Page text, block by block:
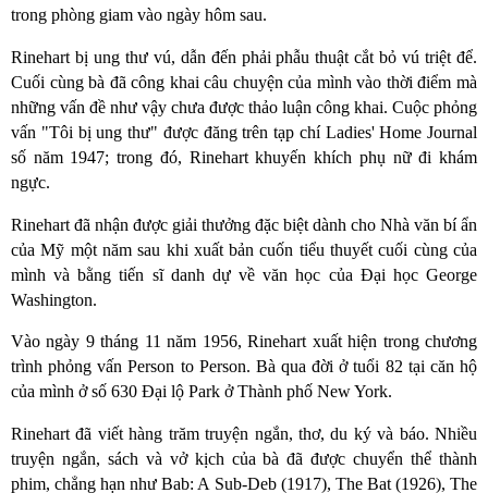
trong phòng giam vào ngày hôm sau.
Rinehart bị ung thư vú, dẫn đến phải phẫu thuật cắt bỏ vú triệt để.
Cuối cùng bà đã công khai câu chuyện của mình vào thời điểm mà
những vấn đề như vậy chưa được thảo luận công khai. Cuộc phỏng
vấn "Tôi bị ung thư" được đăng trên tạp chí Ladies' Home Journal
số năm 1947; trong đó, Rinehart khuyến khích phụ nữ đi khám
ngực.
Rinehart đã nhận được giải thưởng đặc biệt dành cho Nhà văn bí ẩn
của Mỹ một năm sau khi xuất bản cuốn tiểu thuyết cuối cùng của
mình và bằng tiến sĩ danh dự về văn học của Đại học George
Washington.
Vào ngày 9 tháng 11 năm 1956, Rinehart xuất hiện trong chương
trình phỏng vấn Person to Person. Bà qua đời ở tuổi 82 tại căn hộ
của mình ở số 630 Đại lộ Park ở Thành phố New York.
Rinehart đã viết hàng trăm truyện ngắn, thơ, du ký và báo. Nhiều
truyện ngắn, sách và vở kịch của bà đã được chuyển thể thành
phim, chẳng hạn như Bab: A Sub-Deb (1917), The Bat (1926), The